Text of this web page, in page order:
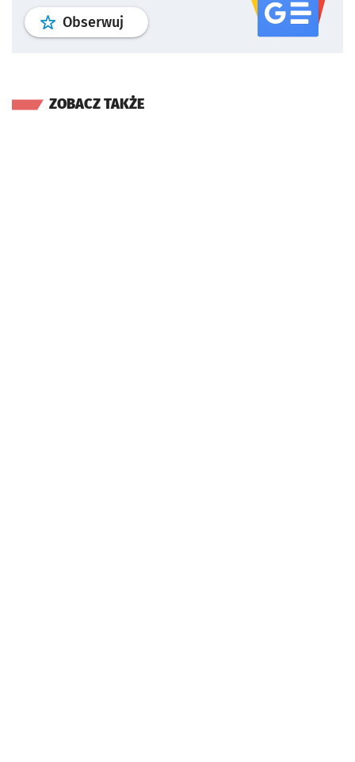
Obserwuj profil serwisu
ZOBACZ TAKŻE